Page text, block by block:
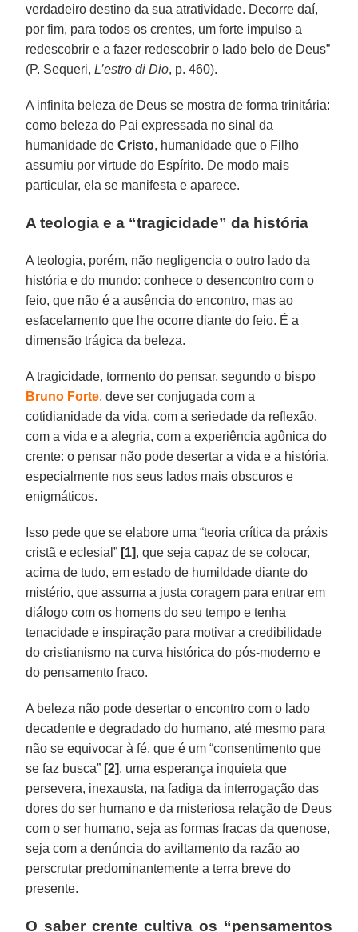
verdadeiro destino da sua atratividade. Decorre daí,
por fim, para todos os crentes, um forte impulso a
redescobrir e a fazer redescobrir o lado belo de Deus”
(P. Sequeri,L’estro di Dio, p. 460).
A infinita beleza de Deus se mostra de forma trinitária:
como beleza do Pai expressada no sinal da
humanidade deCristo, humanidade que o Filho
assumiu por virtude do Espírito. De modo mais
particular, ela se manifesta e aparece.
A teologia e a “tragicidade” da história
A teologia, porém, não negligencia o outro lado da
história e do mundo: conhece o desencontro com o
feio, que não é a ausência do encontro, mas ao
esfacelamento que lhe ocorre diante do feio. É a
dimensão trágica da beleza.
A tragicidade, tormento do pensar, segundo o bispo
Bruno Forte, deve ser conjugada com a
cotidianidade da vida, com a seriedade da reflexão,
com a vida e a alegria, com a experiência agônica do
crente: o pensar não pode desertar a vida e a história,
especialmente nos seus lados mais obscuros e
enigmáticos.
Isso pede que se elabore uma “teoria crítica da práxis
cristã e eclesial” [1], que seja capaz de se colocar,
acima de tudo, em estado de humildade diante do
mistério, que assuma a justa coragem para entrar em
diálogo com os homens do seu tempo e tenha
tenacidade e inspiração para motivar a credibilidade
do cristianismo na curva histórica do pós-moderno e
do pensamento fraco.
A beleza não pode desertar o encontro com o lado
decadente e degradado do humano, até mesmo para
não se equivocar à fé, que é um “consentimento que
se faz busca” [2], uma esperança inquieta que
persevera, inexausta, na fadiga da interrogação das
dores do ser humano e da misteriosa relação de Deus
com o ser humano, seja as formas fracas da quenose,
seja com a denúncia do aviltamento da razão ao
perscrutar predominantemente a terra breve do
presente.
O saber crente cultiva os “pensamentos